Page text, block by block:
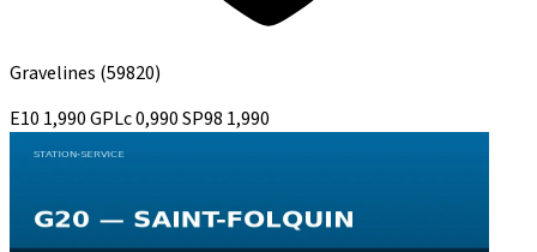
Gravelines (59820)
E10 1,990GPLc0,990SP98 1,990